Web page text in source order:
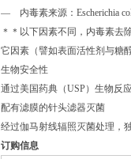
— 内毒素来源：Escherichia
＊＊以下因素不同，内毒素去
它因素（譬如表面活性剂与糖
生物安全性
通过美国药典（USP）生物反
配有滤膜的针头滤器灭菌
经过伽马射线辐照灭菌处理，
订购信息